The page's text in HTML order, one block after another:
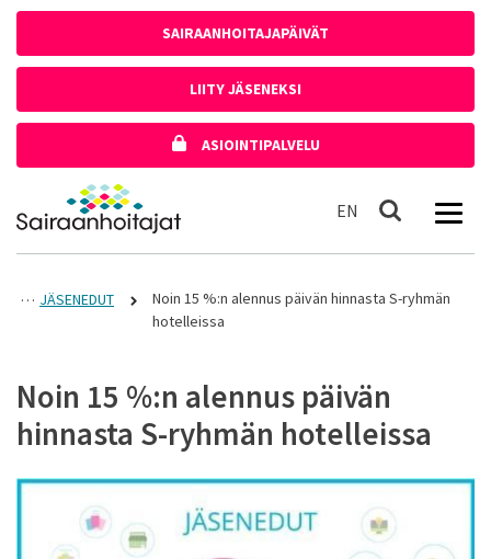
SAIRAANHOITAJAPÄIVÄT
LIITY JÄSENEKSI
ASIOINTIPALVELU
Etusivulle
EN In English
Haku
JÄSENEDUT
Noin 15 %:n alennus päivän hinnasta S-ryhmän
hotelleissa
Noin 15 %:n alennus päivän
hinnasta S-ryhmän hotelleissa